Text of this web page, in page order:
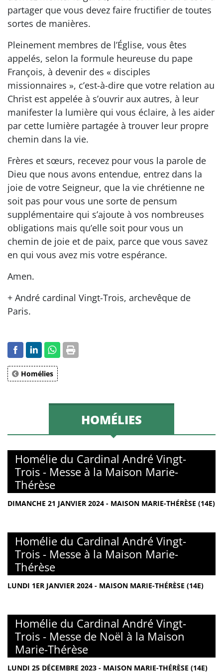
partager que vous devez faire fructifier de toutes
sortes de manières.
Pleinement membres de l’Église, vous êtes
appelés, selon la formule heureuse du pape
François, à devenir des « disciples
missionnaires », c’est-à-dire que votre relation au
Christ est appelée à s’ouvrir aux autres, à leur
manifester la lumière qui vous éclaire, à les aider
par cette lumière partagée à trouver leur propre
chemin dans la vie.
Frères et sœurs, recevez pour vous la parole de
Dieu que nous avons entendue, entrez dans la
joie de votre Seigneur, que la vie chrétienne ne
soit pas pour vous une sorte de pensum
supplémentaire qui s’ajoute à vos nombreuses
obligations mais qu’elle soit pour vous un
chemin de joie et de paix, parce que vous savez
en qui vous avez mis votre espérance.
Amen.
+ André cardinal Vingt-Trois, archevêque de
Paris.
Homélies
HOMÉLIES
Homélie du Cardinal André Vingt-
Trois - Messe à la Maison Marie-
Thérèse
DIMANCHE 21 JANVIER 2024 - MAISON MARIE-THÉRÈSE (14E)
Homélie du Cardinal André Vingt-
Trois - Messe à la Maison Marie-
Thérèse
LUNDI 1ER JANVIER 2024 - MAISON MARIE-THÉRÈSE (14E)
Homélie du Cardinal André Vingt-
Trois - Messe de Noël à la Maison
Marie-Thérèse
LUNDI 25 DÉCEMBRE 2023 - MAISON MARIE-THÉRÈSE (14E)